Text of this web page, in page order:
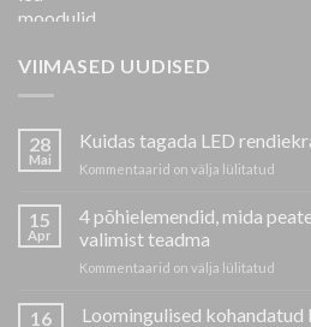
VIIMASED UUDISED
28
Mai
Kuidas tagada LED
Kommentaarid on välja lülitatud
tagada
LED
15
Apr
4 põhielemendid, mida
valimist teadma
Kommentaarid on välja lülitatud
16
Loomingulised